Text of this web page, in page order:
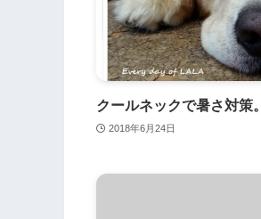
クールネックで暑さ対策。
2018年6月24日